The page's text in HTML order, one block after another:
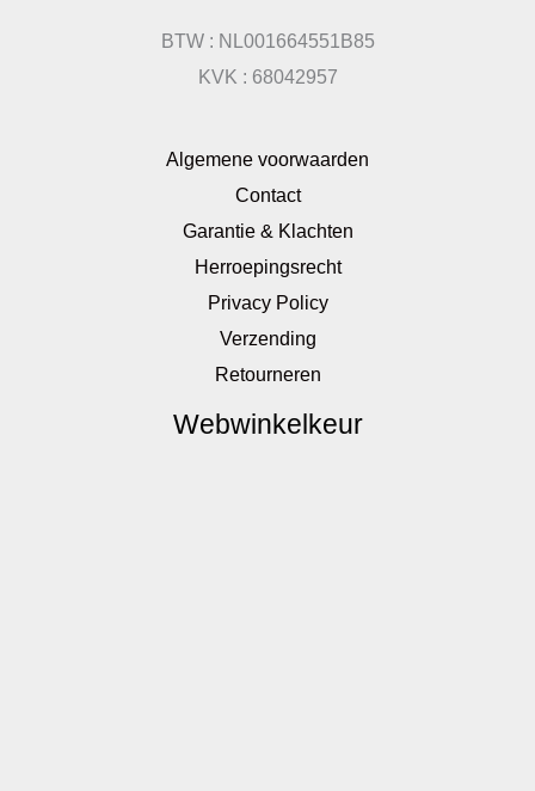
BTW : NL001664551B85
KVK : 68042957
Algemene voorwaarden
Contact
Garantie & Klachten
Herroepingsrecht
Privacy Policy
Verzending
Retourneren
Webwinkelkeur